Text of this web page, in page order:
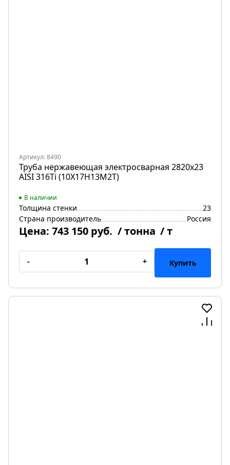
Артикул: 8490
Труба нержавеющая электросварная 2820х23
AISI 316Ti (10Х17Н13М2Т)
В наличии
Толщина стенки
23
Страна производитель
Россия
Цена: 743 150 руб. / тонна / т
- + Купить